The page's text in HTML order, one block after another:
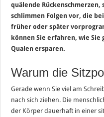
quälende
schlimmen Folgen vor, die
früher oder später
können Sie erfahren, wie Sie
Qualen ersparen.
Warum die
Gerade wenn Sie viel am
nach sich ziehen. Die
der Körper dauerhaft in einer